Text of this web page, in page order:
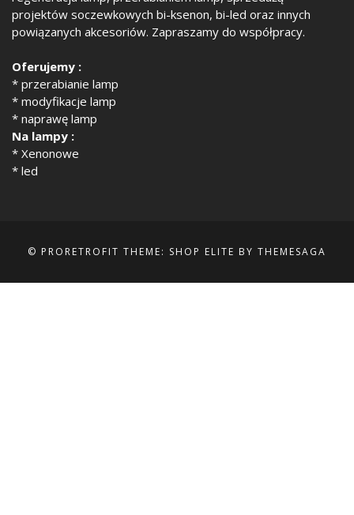
projektów soczewkowych bi-ksenon, bi-led oraz innych
powiązanych akcesoriów. Zapraszamy do współpracy.
Oferujemy :
* przerabianie lamp
* modyfikacje lamp
* naprawę lamp
Na lampy :
* Xenonowe
* led
© PRORETROFIT THEME: SHOP ELITE BY THEMESAGA